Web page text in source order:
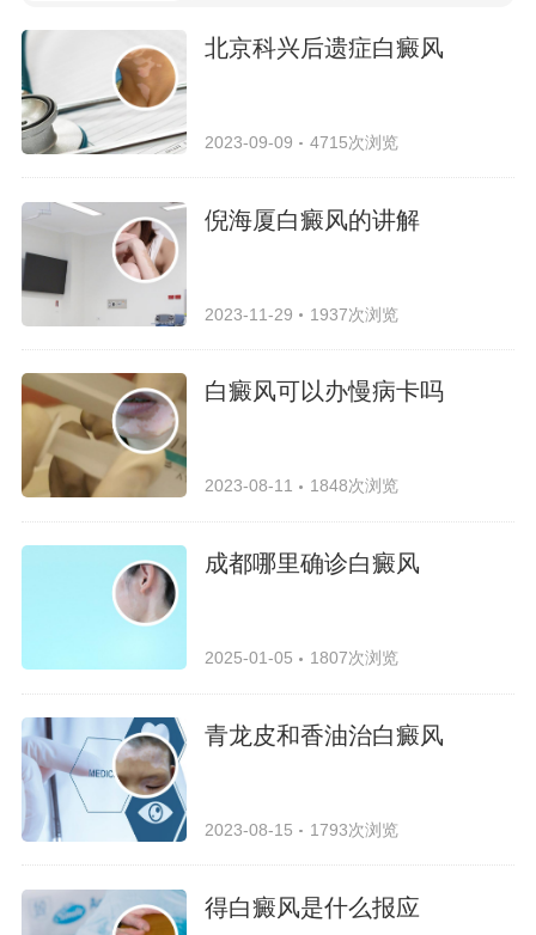
北京科兴后遗症白癜风
2023-09-09 4715次浏览
倪海厦白癜风的讲解
2023-11-29 1937次浏览
白癜风可以办慢病卡吗
2023-08-11 1848次浏览
成都哪里确诊白癜风
2025-01-05 1807次浏览
青龙皮和香油治白癜风
2023-08-15 1793次浏览
得白癜风是什么报应